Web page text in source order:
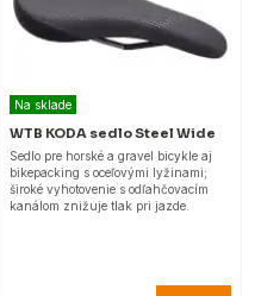
Na sklade
WTB KODA sedlo Steel Wide
Sedlo pre horské a gravel bicykle aj
bikepacking s oceľovými lyžinami;
široké vyhotovenie s odľahčovacím
kanálom znižuje tlak pri jazde.